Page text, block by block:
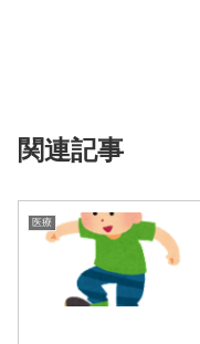
関連記事
医療